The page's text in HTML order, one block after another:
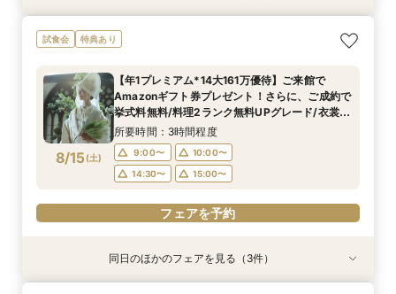
8/14(金)
【初見学でも安心】気軽に見学◎結婚式準備ス
タートフェア
11:00〜
14:00〜
16:00〜
17:00〜
フェアを予約
8/14(金)
【少人数*おもてなし重視の方*必見】八坂の塔に
誓う挙式×実際のご婚礼料理ハーフコース試食で
所要時間：3時間程度
11:00〜
14:00〜
16:00〜
17:00〜
フェアを予約
試食会 特典あり
8/15(土)
【年1プレミアム*14大161万優待】ご来館で
Amazonギフト券プレゼント！さらに、ご成約で
挙式料無料/料理2ランク無料UPグレード/衣裳優
待etc.年に1度のプレミアムフェア限定特典付◎
所要時間：3時間程度
9:00〜
10:00〜
14:30〜
15:00〜
フェアを予約
特典あり
特典あり
特典あり同日のほかのフェアを見る（3件）